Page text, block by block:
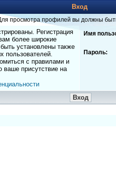
Вход
просмотра профилей вы должны
Регистрация
более широкие
установлены также
пользователей.
с правилами и
ваше присутствие на
Имя
Пароль: